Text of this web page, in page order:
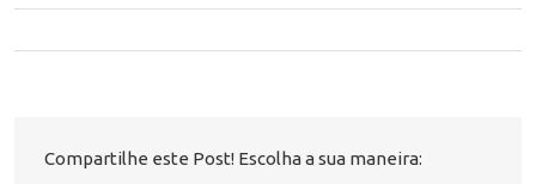
Compartilhe este Post! Escolha a sua maneira: